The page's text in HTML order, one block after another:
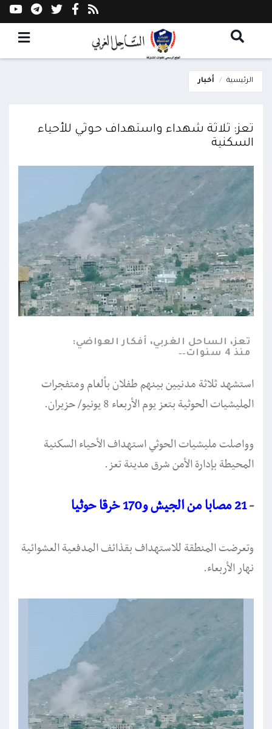
الرئيسية أخبار
تعز: ثلاثة شهداء واستهداف حوثي للأحياء
السكنية
تعز، الساحل الغربي، أفكار العواضي:
منذ 4 سنوات
استشهد ثلاثة مدنيين بينهم طفلان بألغام ومتفجرات
المليشيات الحوثية بتعز يوم الأربعاء 8 يونيو/ حزيران.
وواصلت مليشيات الحوثي استهداف الأحياء السكنية
المحيطة بإدارة الأمن شرق مدينة تعز.
-21 مصابا من الجيش و170 خرقا حوثيا
وتعرضت المنطقة للاستهداف بقذائف المدفعية العشوائية
نهار الأربعاء.